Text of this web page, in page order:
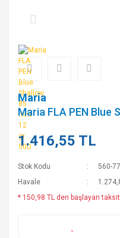
Maria
Maria FLA PEN Blue
1.416,55 TL
Stok Kodu
560-
Havale
* 150,98 TL den başlayan